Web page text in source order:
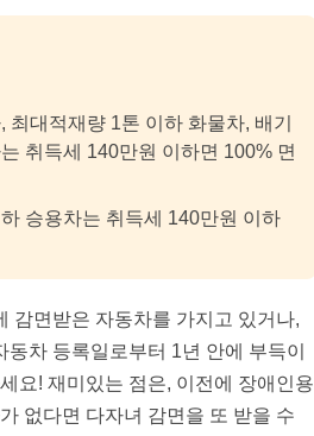
대적재량 1톤 이하 화물차, 배기
취득세 140만원 이하면 100% 면
승용차는 취득세 140만원 이하
감면받은 자동차를 가지고 있거나,
차 등록일로부터 1년 안에 부득이
요! 재미있는 점은, 이전에 장애인용
없다면 다자녀 감면을 또 받을 수